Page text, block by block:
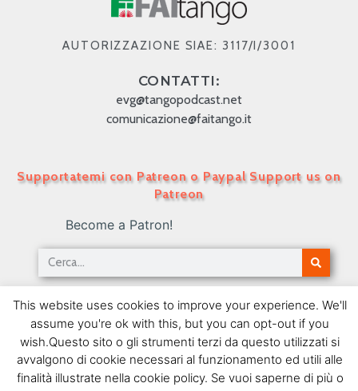
AUTORIZZAZIONE SIAE: 3117/I/3001
CONTATTI:
evg@tangopodcast.net
comunicazione@faitango.it
Supportatemi con Patreon o Paypal Support us on
Patreon
Become a Patron!
Tango Podcast in Italiano – Numero 419 – Da
Montmartre a Montparnasse I
30/07/2018
SEGUIMI SU FACEBOOK
This website uses cookies to improve your experience. We'll
assume you're ok with this, but you can opt-out if you
wish.Questo sito o gli strumenti terzi da questo utilizzati si
avvalgono di cookie necessari al funzionamento ed utili alle
finalità illustrate nella cookie policy. Se vuoi saperne di più o